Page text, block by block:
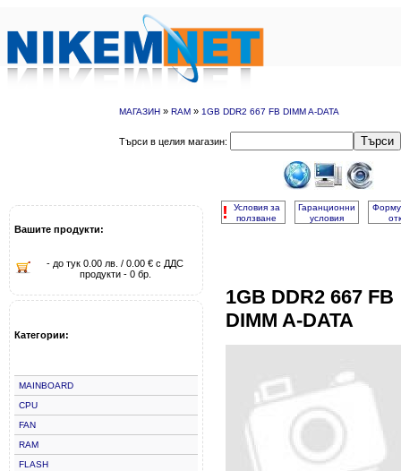
МАГАЗИН » RAM » 1GB DDR2 667 FB DIMM A-DATA
Търси в целия магазин: Търси
Вашите продукти:
- до тук 0.00 лв. / 0.00 € с ДДС
продукти - 0 бр.
Категории:
MAINBOARD
CPU
FAN
RAM
FLASH
!
Условия за
ползване
Гаранционни
условия
1GB DDR2 667 FB
DIMM A-DATA